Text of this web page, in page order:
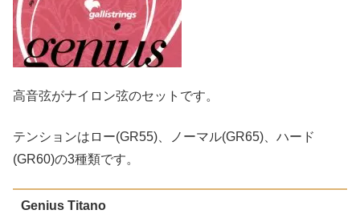
高音弦がナイロン弦のセットです。
テンションはロー(GR55)、ノーマル(GR65)、ハード
(GR60)の3種類です。
Genius Titano